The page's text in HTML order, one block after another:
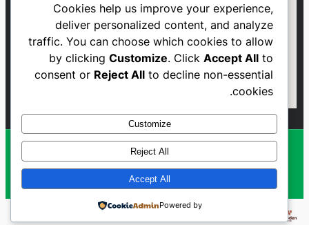
Al Najmah FC - 2023
Cookies help us improve your experience,
deliver personalized content, and analyze
traffic. You can choose which cookies to allow
by clickingCustomize. ClickAccept All to
consent or Reject All to decline non-essential
cookies.
Customize
Reject All
Accept All
Powered by